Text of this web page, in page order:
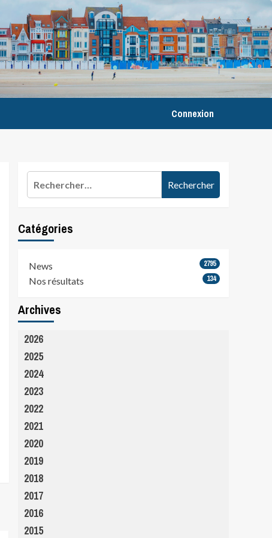
Connexion
Catégories
News 2795
Nos résultats 134
Archives
2026
2025
2024
2023
2022
2021
2020
2019
2018
2017
2016
2015